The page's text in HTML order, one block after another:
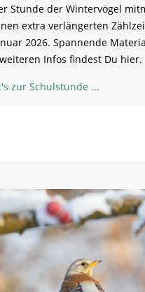
Stunde der Wintervögel
extra verlängerten
2026. Spannende
Infos findest Du hier.
zur Schulstunde